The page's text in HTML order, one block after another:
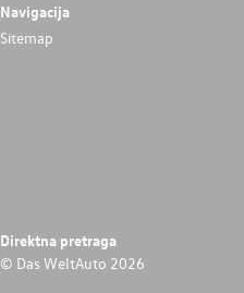
Navigacija
Sitemap
Direktna pretraga
© Das WeltAuto 2026